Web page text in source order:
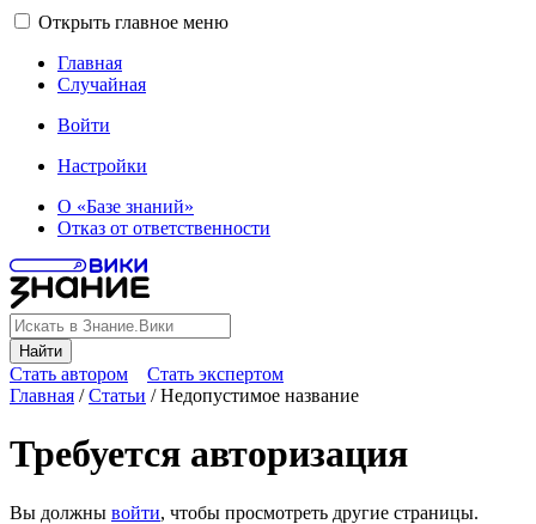
Открыть главное меню
Главная
Случайная
Войти
Настройки
О «Базе знаний»
Отказ от ответственности
Найти
Стать автором Стать экспертом
Главная /Статьи /Недопустимое название
Требуется авторизация
Вы должны войти, чтобы просмотреть другие страницы.